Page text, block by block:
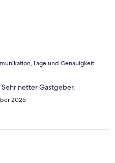
Lage und Genauigkeit
Sehr netter Gastgeber.
2025